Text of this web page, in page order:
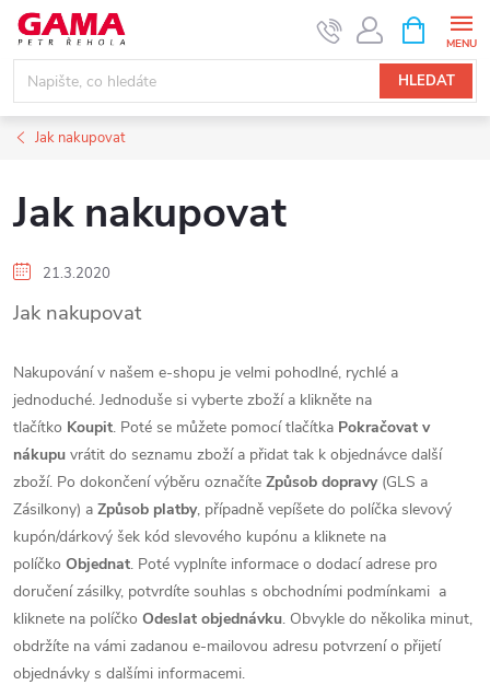
Přejít
obsah
HLEDAT
NÁKUPNÍ
KOŠÍK
Jak nakupovat
Jak nakupovat
21.3.2020
Jak nakupovat
Nakupování v našem e-shopu je velmi pohodlné, rychlé a
jednoduché. Jednoduše si vyberte zboží a klikněte na
tlačítko Koupit. Poté se můžete pomocí tlačítka Pokračovat v
nákupu vrátit do seznamu zboží a přidat tak k objednávce další
zboží. Po dokončení výběru označíte Způsob dopravy (GLS a
Zásilkony) a Způsob platby, případně vepíšete do políčka slevový
kupón/dárkový šek kód slevového kupónu a kliknete na
políčko Objednat. Poté vyplníte informace o dodací adrese pro
doručení zásilky, potvrdíte souhlas s obchodními podmínkami a
kliknete na políčko Odeslat objednávku. Obvykle do několika minut,
obdržíte na vámi zadanou e-mailovou adresu potvrzení o přijetí
objednávky s dalšími informacemi.